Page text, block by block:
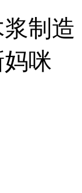
制造
咪